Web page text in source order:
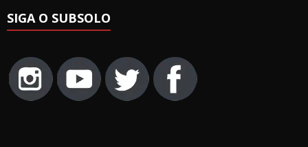
SIGA O SUBSOLO